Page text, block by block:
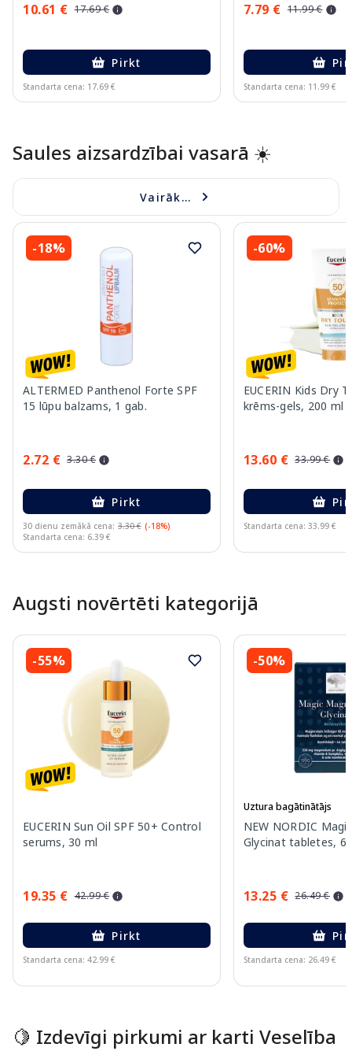
10.61 € 17.69 €
Pirkt
Standarta cena: 17.69 €
7.79 € 11.99 €
Standarta cena: 11.99 €
Saules aizsardzībai vasarā ☀️
Vairāk...
-18%
ALTERMED Panthenol Forte SPF
15 lūpu balzams, 1 gab.
2.72 € 3.30 €
Pirkt
30 dienu zemākā cena: 3.30 € (-18%)
Standarta cena: 6.39 €
-60%
EUCERIN Kids Dry
krēms-gels, 200 ml
13.60 € 33.99 €
Standarta cena: 33.99 €
Augsti novērtēti kategorijā
-55%
EUCERIN Sun Oil SPF 50+ Control
serums, 30 ml
19.35 € 42.99 €
Pirkt
Standarta cena: 42.99 €
-50%
Uztura bagātinātājs
NEW NORDIC
Glycinat tabletes,
13.25 € 26.49 €
Standarta cena: 26.49 €
🍋 Izdevīgi pirkumi ar karti Veselība